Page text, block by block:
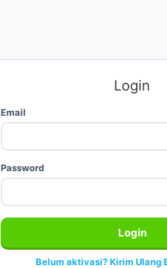
Login
Email
Password
Login
Belum aktivasi? Kirim Ulang